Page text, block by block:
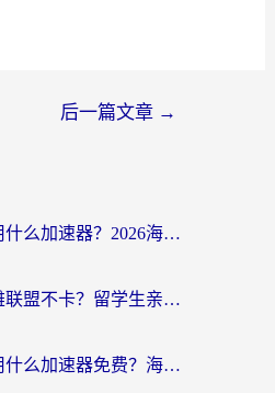
后一篇文章 →
国外打魔渊之刃用什么加速器？2026海外玩家国服游戏加速全攻略（附闪耀暖暖&复苏的魔女避坑指南）
在美国怎么打英雄联盟不卡？留学生亲测的国服游戏加速全攻略
国外玩无尽冬日用什么加速器免费？海外党国服游戏加速避坑指南